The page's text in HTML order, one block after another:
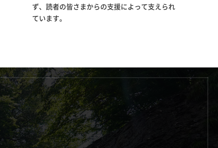
ず、読者の皆さまからの支援によって支えられ
ています。